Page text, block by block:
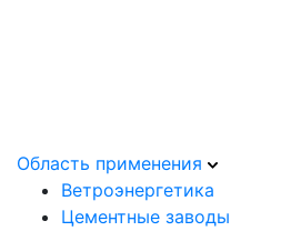
Область применения
Ветроэнергетика
Цементные заводы